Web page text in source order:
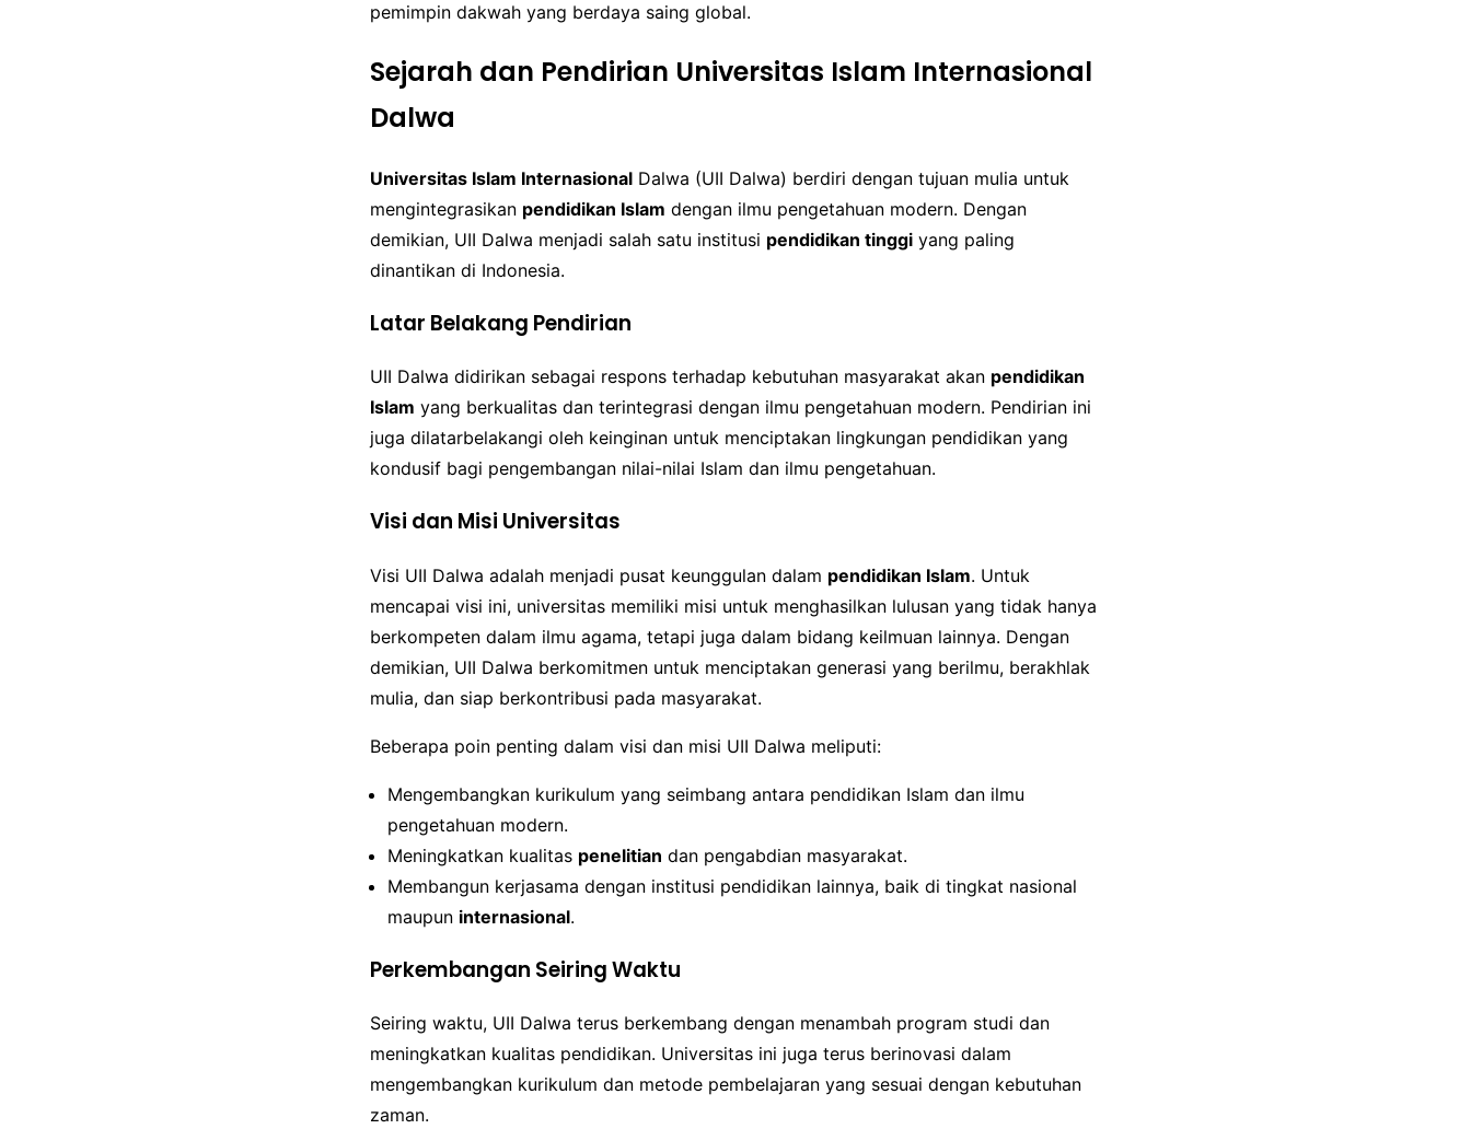
pemimpin dakwah yang berdaya saing global.
Sejarah dan Pendirian Universitas Islam Internasional
Dalwa
Universitas Islam Internasional Dalwa (UII Dalwa) berdiri dengan tujuan mulia untuk
mengintegrasikan pendidikan Islam dengan ilmu pengetahuan modern. Dengan
demikian, UII Dalwa menjadi salah satu institusi pendidikan tinggi yang paling
dinantikan di Indonesia.
Latar Belakang Pendirian
UII Dalwa didirikan sebagai respons terhadap kebutuhan masyarakat akan pendidikan
Islam yang berkualitas dan terintegrasi dengan ilmu pengetahuan modern. Pendirian ini
juga dilatarbelakangi oleh keinginan untuk menciptakan lingkungan pendidikan yang
kondusif bagi pengembangan nilai-nilai Islam dan ilmu pengetahuan.
Visi dan Misi Universitas
Visi UII Dalwa adalah menjadi pusat keunggulan dalam pendidikan Islam. Untuk
mencapai visi ini, universitas memiliki misi untuk menghasilkan lulusan yang tidak hanya
berkompeten dalam ilmu agama, tetapi juga dalam bidang keilmuan lainnya. Dengan
demikian, UII Dalwa berkomitmen untuk menciptakan generasi yang berilmu, berakhlak
mulia, dan siap berkontribusi pada masyarakat.
Beberapa poin penting dalam visi dan misi UII Dalwa meliputi:
Mengembangkan kurikulum yang seimbang antara pendidikan Islam dan ilmu
pengetahuan modern.
Meningkatkan kualitas penelitian dan pengabdian masyarakat.
Membangun kerjasama dengan institusi pendidikan lainnya, baik di tingkat nasional
maupun internasional.
Perkembangan Seiring Waktu
Seiring waktu, UII Dalwa terus berkembang dengan menambah program studi dan
meningkatkan kualitas pendidikan. Universitas ini juga terus berinovasi dalam
mengembangkan kurikulum dan metode pembelajaran yang sesuai dengan kebutuhan
zaman.